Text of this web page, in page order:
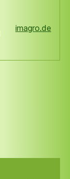
imagro.de